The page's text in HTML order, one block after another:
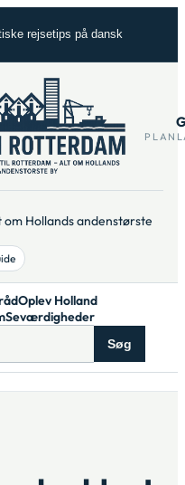
rejsetips på dansk
Hollands andenstørste
Oplev Holland
Seværdigheder
Søg